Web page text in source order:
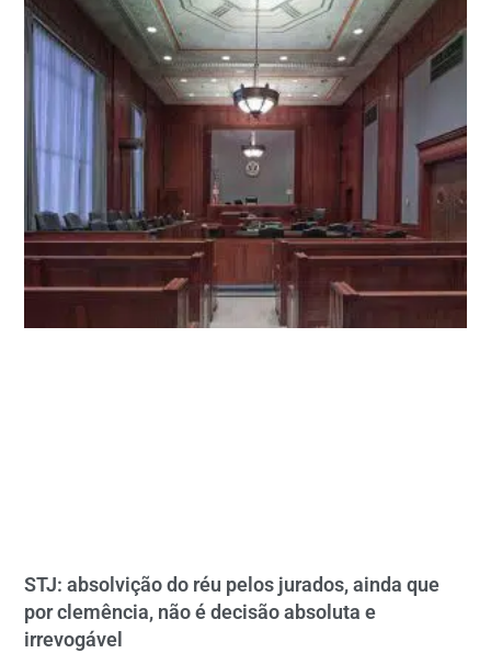
STJ: absolvição do réu pelos jurados, ainda que
por clemência, não é decisão absoluta e
irrevogável